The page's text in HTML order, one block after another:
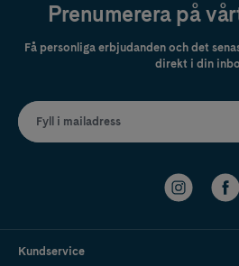
Prenumerera på
Få personliga erbjudanden och det
direkt i din
Fyll i mailadress
Kundservice